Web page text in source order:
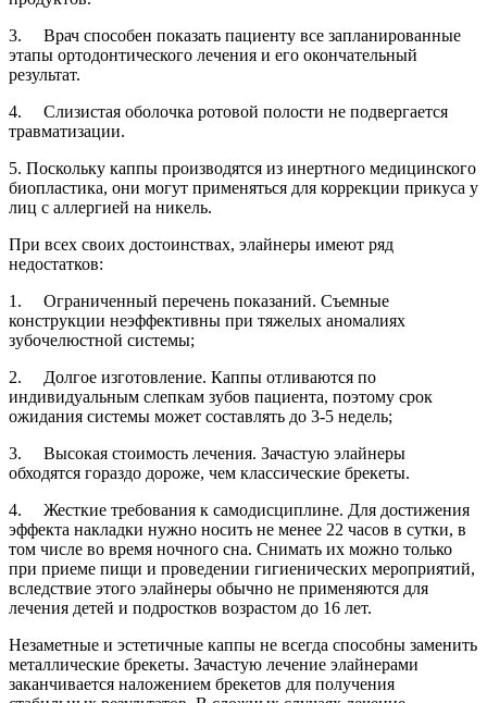
3. Врач способен показать пациенту все запланированные
этапы ортодонтического лечения и его окончательный
результат.
4. Слизистая оболочка ротовой полости не подвергается
травматизации.
5. Поскольку каппы производятся из инертного медицинского
биопластика, они могут применяться для коррекции прикуса у
лиц с аллергией на никель.
При всех своих достоинствах, элайнеры имеют ряд
недостатков:
1. Ограниченный перечень показаний. Съемные
конструкции неэффективны при тяжелых аномалиях
зубочелюстной системы;
2. Долгое изготовление. Каппы отливаются по
индивидуальным слепкам зубов пациента, поэтому срок
ожидания системы может составлять до 3-5 недель;
3. Высокая стоимость лечения. Зачастую элайнеры
обходятся гораздо дороже, чем классические брекеты.
4. Жесткие требования к самодисциплине. Для достижения
эффекта накладки нужно носить не менее 22 часов в сутки, в
том числе во время ночного сна. Снимать их можно только
при приеме пищи и проведении гигиенических мероприятий,
вследствие этого элайнеры обычно не применяются для
лечения детей и подростков возрастом до 16 лет.
Незаметные и эстетичные каппы не всегда способны заменить
металлические брекеты. Зачастую лечение элайнерами
заканчивается наложением брекетов для получения